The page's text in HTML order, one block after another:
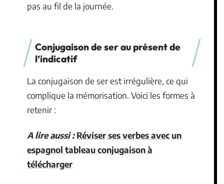
pas au fil de la journée.
Conjugaison de ser au présent de
l’indicatif
La conjugaison de ser est irrégulière, ce qui
complique la mémorisation. Voici les formes à
retenir :
A lire aussi : Réviser ses verbes avec un
espagnol tableau conjugaison à
télécharger